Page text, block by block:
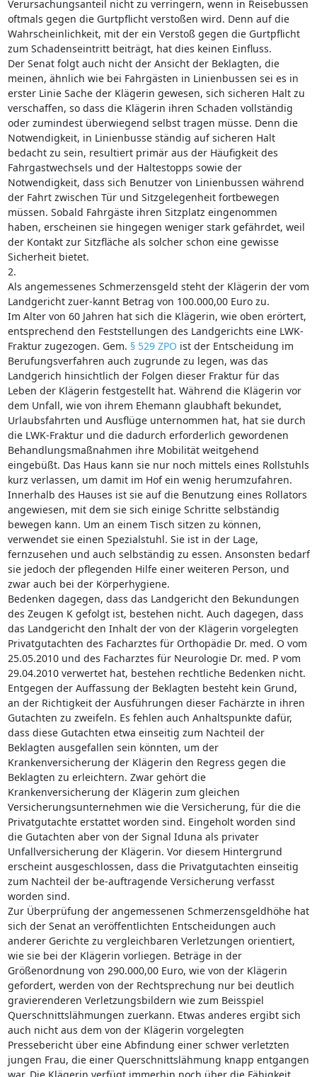
Verursachungsanteil nicht zu verringern, wenn in Reisebussen
oftmals gegen die Gurtpflicht verstoßen wird. Denn auf die
Wahrscheinlichkeit, mit der ein Verstoß gegen die Gurtpflicht
zum Schadenseintritt beiträgt, hat dies keinen Einfluss.
Der Senat folgt auch nicht der Ansicht der Beklagten, die
meinen, ähnlich wie bei Fahrgästen in Linienbussen sei es in
erster Linie Sache der Klägerin gewesen, sich sicheren Halt zu
verschaffen, so dass die Klägerin ihren Schaden vollständig
oder zumindest überwiegend selbst tragen müsse. Denn die
Notwendigkeit, in Linienbusse ständig auf sicheren Halt
bedacht zu sein, resultiert primär aus der Häufigkeit des
Fahrgastwechsels und der Haltestopps sowie der
Notwendigkeit, dass sich Benutzer von Linienbussen während
der Fahrt zwischen Tür und Sitzgelegenheit fortbewegen
müssen. Sobald Fahrgäste ihren Sitzplatz eingenommen
haben, erscheinen sie hingegen weniger stark gefährdet, weil
der Kontakt zur Sitzfläche als solcher schon eine gewisse
Sicherheit bietet.
2.
Als angemessenes Schmerzensgeld steht der Klägerin der vom
Landgericht zuer-kannt Betrag von 100.000,00 Euro zu.
Im Alter von 60 Jahren hat sich die Klägerin, wie oben erörtert,
entsprechend den Feststellungen des Landgerichts eine LWK-
Fraktur zugezogen. Gem. § 529 ZPO ist der Entscheidung im
Berufungsverfahren auch zugrunde zu legen, was das
Landgerich hinsichtlich der Folgen dieser Fraktur für das
Leben der Klägerin festgestellt hat. Während die Klägerin vor
dem Unfall, wie von ihrem Ehemann glaubhaft bekundet,
Urlaubsfahrten und Ausflüge unternommen hat, hat sie durch
die LWK-Fraktur und die dadurch erforderlich gewordenen
Behandlungsmaßnahmen ihre Mobilität weitgehend
eingebüßt. Das Haus kann sie nur noch mittels eines Rollstuhls
kurz verlassen, um damit im Hof ein wenig herumzufahren.
Innerhalb des Hauses ist sie auf die Benutzung eines Rollators
angewiesen, mit dem sie sich einige Schritte selbständig
bewegen kann. Um an einem Tisch sitzen zu können,
verwendet sie einen Spezialstuhl. Sie ist in der Lage,
fernzusehen und auch selbständig zu essen. Ansonsten bedarf
sie jedoch der pflegenden Hilfe einer weiteren Person, und
zwar auch bei der Körperhygiene.
Bedenken dagegen, dass das Landgericht den Bekundungen
des Zeugen K gefolgt ist, bestehen nicht. Auch dagegen, dass
das Landgericht den Inhalt der von der Klägerin vorgelegten
Privatgutachten des Facharztes für Orthopädie Dr. med. O vom
25.05.2010 und des Facharztes für Neurologie Dr. med. P vom
29.04.2010 verwertet hat, bestehen rechtliche Bedenken nicht.
Entgegen der Auffassung der Beklagten besteht kein Grund,
an der Richtigkeit der Ausführungen dieser Fachärzte in ihren
Gutachten zu zweifeln. Es fehlen auch Anhaltspunkte dafür,
dass diese Gutachten etwa einseitig zum Nachteil der
Beklagten ausgefallen sein könnten, um der
Krankenversicherung der Klägerin den Regress gegen die
Beklagten zu erleichtern. Zwar gehört die
Krankenversicherung der Klägerin zum gleichen
Versicherungsunternehmen wie die Versicherung, für die die
Privatgutachte erstattet worden sind. Eingeholt worden sind
die Gutachten aber von der Signal Iduna als privater
Unfallversicherung der Klägerin. Vor diesem Hintergrund
erscheint ausgeschlossen, dass die Privatgutachten einseitig
zum Nachteil der be-auftragende Versicherung verfasst
worden sind.
Zur Überprüfung der angemessenen Schmerzensgeldhöhe hat
sich der Senat an veröffentlichten Entscheidungen auch
anderer Gerichte zu vergleichbaren Verletzungen orientiert,
wie sie bei der Klägerin vorliegen. Beträge in der
Größenordnung von 290.000,00 Euro, wie von der Klägerin
gefordert, werden von der Rechtsprechung nur bei deutlich
gravierenderen Verletzungsbildern wie zum Beisspiel
Querschnittslähmungen zuerkann. Etwas anderes ergibt sich
auch nicht aus dem von der Klägerin vorgelegten
Pressebericht über eine Abfindung einer schwer verletzten
jungen Frau, die einer Querschnittslähmung knapp entgangen
war. Die Klägerin verfügt immerhin noch über die Fähigkeit,